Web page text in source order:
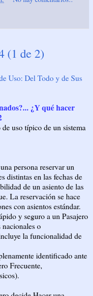
(1 de 2)
Uso: Del Todo y de Sus
¿Y qué hacer
uso típico de un sistema
persona reservar un
distintas en las fechas de
de un asiento de las
La reservación se hace
con asientos estándar.
y seguro a un Pasajero
nacionales o
la funcionalidad de
identificado ante
Frecuente,